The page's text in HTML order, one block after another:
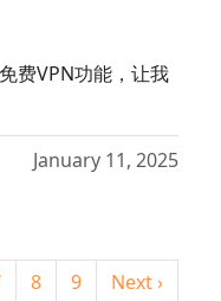
费VPN功能，让我
January 11, 2025
Page
8 Page
9 下一页
Next ›